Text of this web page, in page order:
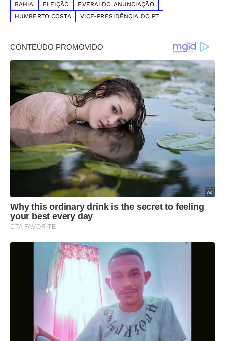
BAHIA ELEIÇÃO
EVERALDO ANUNCIAÇÃO
HUMBERTO COSTA
VICE-PRESIDÊNCIA DO PT